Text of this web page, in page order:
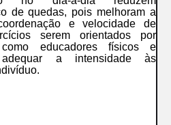
de quedas, pois melhoram a
e velocidade de
serem orientados por
educadores físicos e
adequar a intensidade às